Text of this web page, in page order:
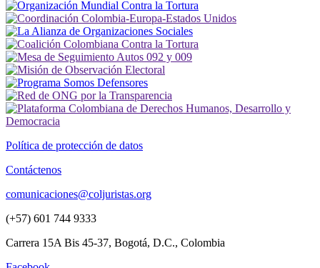
Política de protección de datos
Contáctenos
comunicaciones@coljuristas.org
(+57) 601 744 9333
Carrera 15A Bis 45-37, Bogotá, D.C., Colombia